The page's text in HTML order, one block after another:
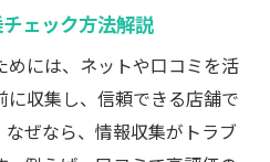
ェック方法解説
には、ネットや口コミを活
収集し、信頼できる店舗で
ぜなら、情報収集がトラブ